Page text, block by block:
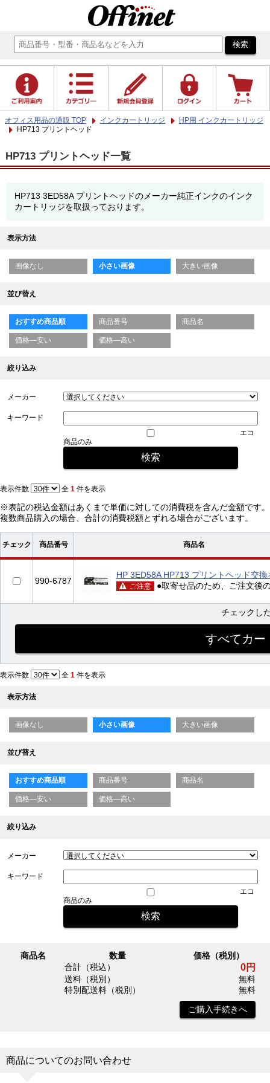
オフィス用品の通販 TOP インクカートリッジ
HP用 インクカートリッジ
HP713 プリントヘッド
HP713 プリントヘッド一覧
HP713 3ED58A プリントヘッドのメーカー純正インクのインク
カートリッジを取扱っております。
表示方法
画像なし 小さい画像 大きい画像
並び替え
おすすめ商品順 商品番号 商品名
価格—安い 価格—高い
絞り込み
メーカー
キーワード
エコ
商品のみ
表示件数 全 1 件を表示
※表記の税込金額はあくまで単価に対しての消費税を含んだ金額です。
複数商品購入の場合、合計の消費税額とずれる場合がございます。
チェック 商品番号 商品名
990-6787
HP 3ED58A HP713 プリントヘッド交
ご注意 ●取寄せ品のため、ご注文後
チェックし
表示件数 全 1 件を表示
表示方法
画像なし 小さい画像 大きい画像
並び替え
おすすめ商品順 商品番号 商品名
価格—安い 価格—高い
絞り込み
メーカー
キーワード
エコ
商品のみ
商品名 数量
価格（税別）
合計（税込）
0円
送料（税別）
無料
特別配送料（税別）
無料
ご購入手続きへ
商品についてのお問い合わせ